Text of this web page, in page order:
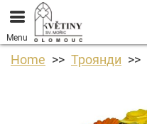
Menu
Home Троянди